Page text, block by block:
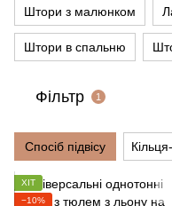
Штори з малюнком
Штори в спальню
Фільтр 1
Спосіб підвісу
ХІТ
−10%